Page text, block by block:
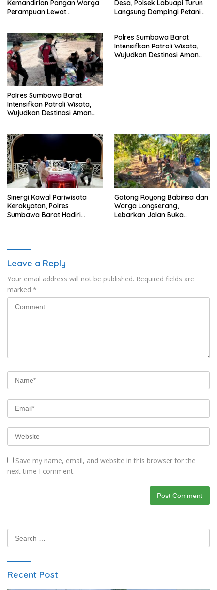
Kemandirian Pangan Warga
Perampuan Lewat
Desa, Polsek Labuapi Turun
Langsung Dampingi Petani
Polres Sumbawa Barat
Intensifkan Patroli Wisata,
Wujudkan Destinasi Aman
Polres Sumbawa Barat
Intensifkan Patroli Wisata,
Wujudkan Destinasi Aman
Sinergi Kawal Pariwisata
Kerakyatan, Polres
Sumbawa Barat Hadiri
Suntuk”
Gotong Royong Babinsa dan
Warga Longserang,
Lebarkan Jalan Buka
Leave a Reply
Your email address will not be published. Required fields are
marked *
Save my name, email, and website in this browser for the
next time I comment.
Recent Post